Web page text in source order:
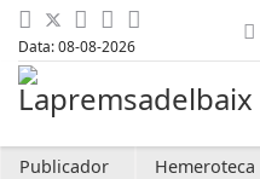
Data: 08-08-2026
Publicador Hemeroteca